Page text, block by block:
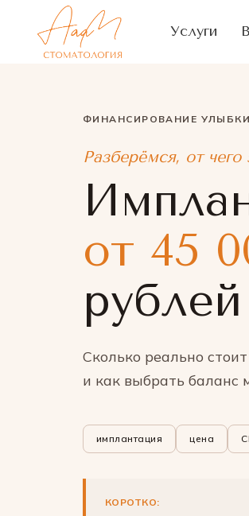
Услуги
ФИНАНСИРОВАНИЕ УЛЫБКИ
Разберёмся, от чего
от 45
Сколько реально
и как выбрать баланс
имплантация цена
КОРОТКО: